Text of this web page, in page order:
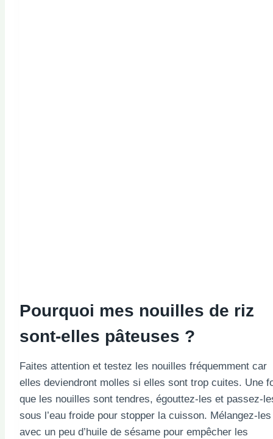
Pourquoi mes nouilles de riz
sont-elles pâteuses ?
Faites attention et testez les nouilles fréquemment car
elles deviendront molles si elles sont trop cuites. Une
que les nouilles sont tendres, égouttez-les et passez-
sous l’eau froide pour stopper la cuisson. Mélangez-les
avec un peu d’huile de sésame pour empêcher les